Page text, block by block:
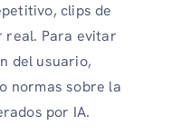
clips de
real. Para evitar
del usuario,
normas sobre la
por IA.